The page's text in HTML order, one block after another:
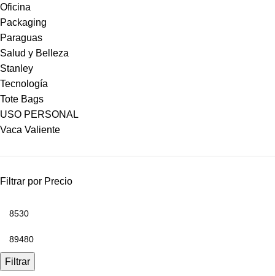
Oficina
Packaging
Paraguas
Salud y Belleza
Stanley
Tecnología
Tote Bags
USO PERSONAL
Vaca Valiente
Filtrar por Precio
Filtrar